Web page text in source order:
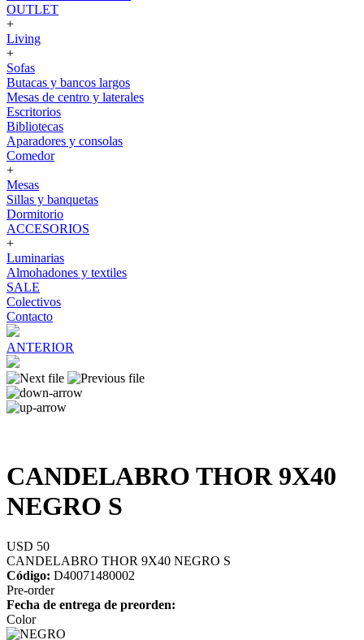
OUTLET
+
Living
+
Sofas
Butacas y bancos largos
Mesas de centro y laterales
Escritorios
Bibliotecas
Aparadores y consolas
Comedor
+
Mesas
Sillas y banquetas
Dormitorio
ACCESORIOS
+
Luminarias
Almohadones y textiles
SALE
Colectivos
Contacto
ANTERIOR
CANDELABRO THOR 9X40
NEGRO S
USD 50
CANDELABRO THOR 9X40 NEGRO S
Código: D40071480002
Pre-order
Fecha de entrega de preorden:
Color